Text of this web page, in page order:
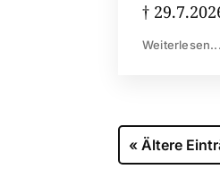
†
Weiterlesen...
« Ältere